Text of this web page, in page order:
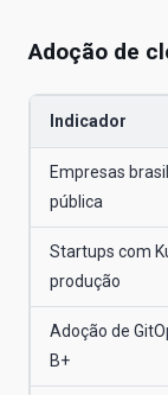
Adoção de
Indicador
Empresas
pública
Startups com
produção
Adoção de
B+